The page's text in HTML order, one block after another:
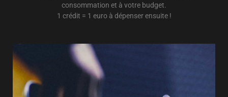
consommation et à votre budget.
1 crédit = 1 euro à dépenser ensuite !